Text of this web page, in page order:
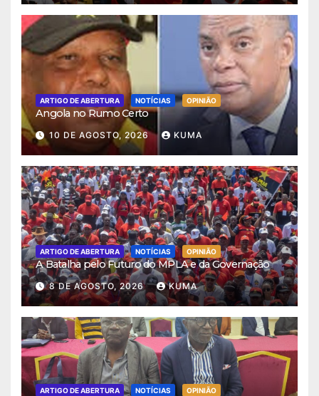
ARTIGO DE ABERTURA NOTÍCIAS OPINIÃO
Angola no Rumo Certo
10 DE AGOSTO, 2026 KUMA
ARTIGO DE ABERTURA NOTÍCIAS OPINIÃO
A Batalha pelo Futuro do MPLA e da Governação
8 DE AGOSTO, 2026 KUMA
ARTIGO DE ABERTURA NOTÍCIAS OPINIÃO